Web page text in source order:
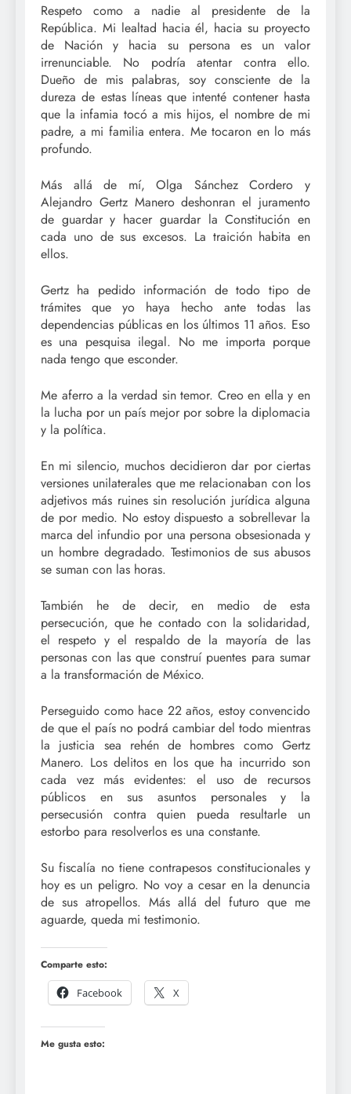
Respeto como a nadie al presidente de la
República. Mi lealtad hacia él, hacia su proyecto
de Nación y hacia su persona es un valor
irrenunciable. No podría atentar contra ello.
Dueño de mis palabras, soy consciente de la
dureza de estas líneas que intenté contener hasta
que la infamia tocó a mis hijos, el nombre de mi
padre, a mi familia entera. Me tocaron en lo más
profundo.
Más allá de mí, Olga Sánchez Cordero y
Alejandro Gertz Manero deshonran el juramento
de guardar y hacer guardar la Constitución en
cada uno de sus excesos. La traición habita en
ellos.
Gertz ha pedido información de todo tipo de
trámites que yo haya hecho ante todas las
dependencias públicas en los últimos 11 años. Eso
es una pesquisa ilegal. No me importa porque
nada tengo que esconder.
Me aferro a la verdad sin temor. Creo en ella y en
la lucha por un país mejor por sobre la diplomacia
y la política.
En mi silencio, muchos decidieron dar por ciertas
versiones unilaterales que me relacionaban con los
adjetivos más ruines sin resolución jurídica alguna
de por medio. No estoy dispuesto a sobrellevar la
marca del infundio por una persona obsesionada y
un hombre degradado. Testimonios de sus abusos
se suman con las horas.
También he de decir, en medio de esta
persecución, que he contado con la solidaridad,
el respeto y el respaldo de la mayoría de las
personas con las que construí puentes para sumar
a la transformación de México.
Perseguido como hace 22 años, estoy convencido
de que el país no podrá cambiar del todo mientras
la justicia sea rehén de hombres como Gertz
Manero. Los delitos en los que ha incurrido son
cada vez más evidentes: el uso de recursos
públicos en sus asuntos personales y la
persecusión contra quien pueda resultarle un
estorbo para resolverlos es una constante.
Su fiscalía no tiene contrapesos constitucionales y
hoy es un peligro. No voy a cesar en la denuncia
de sus atropellos. Más allá del futuro que me
aguarde, queda mi testimonio.
Comparte esto:
Facebook
X
Me gusta esto: